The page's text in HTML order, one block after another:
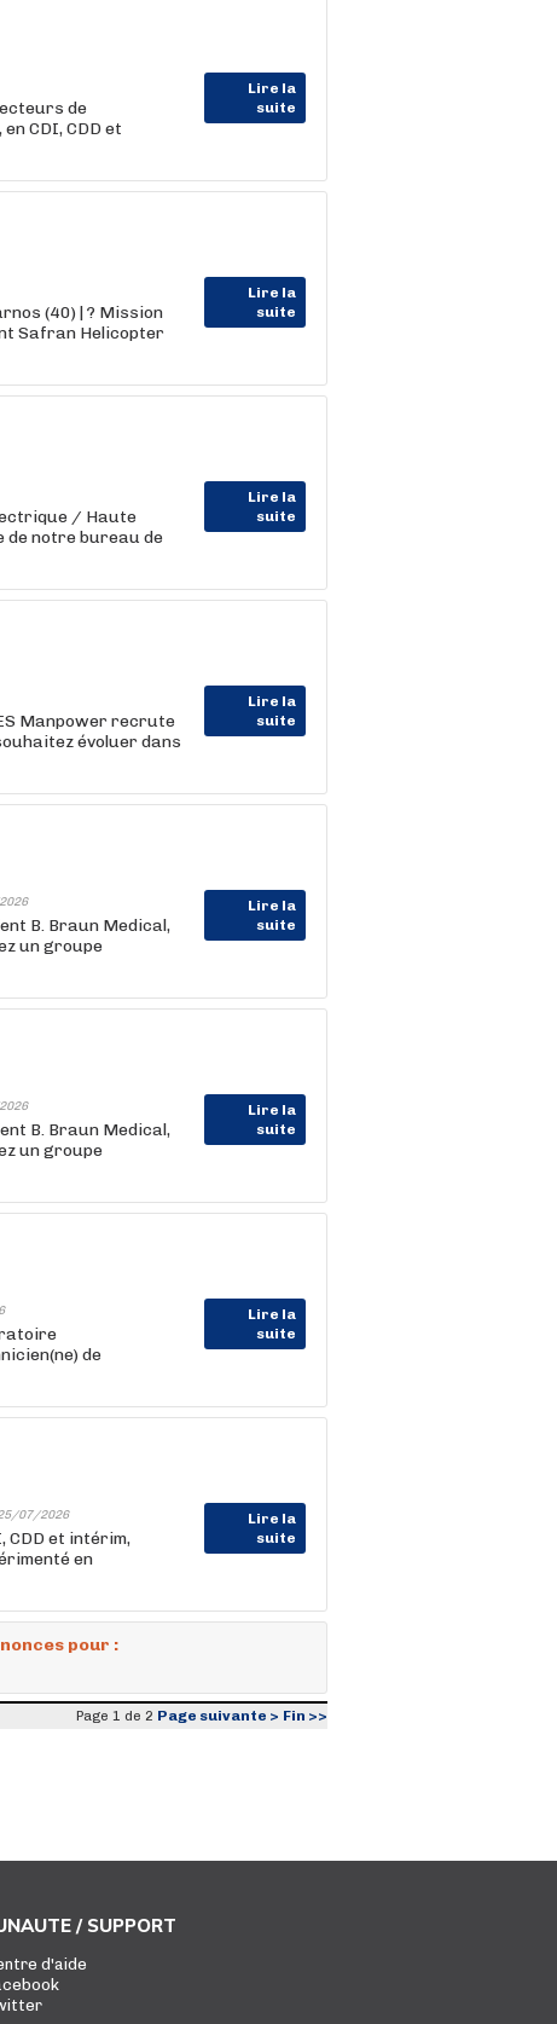
Lire la
suite
de
CDI, CDD et
Lire la
suite
(40) | ? Mission
Safran Helicopter
Lire la
suite
/ Haute
notre bureau de
Lire la
suite
Manpower recrute
évoluer dans
Lire la
suite
B. Braun Medical,
un groupe
Lire la
suite
B. Braun Medical,
un groupe
Lire la
suite
de
07/2026
Lire la
suite
CDD et intérim,
en
pour :
Page 1 de 2 Page suivante > Fin >>
/ SUPPORT
d'aide